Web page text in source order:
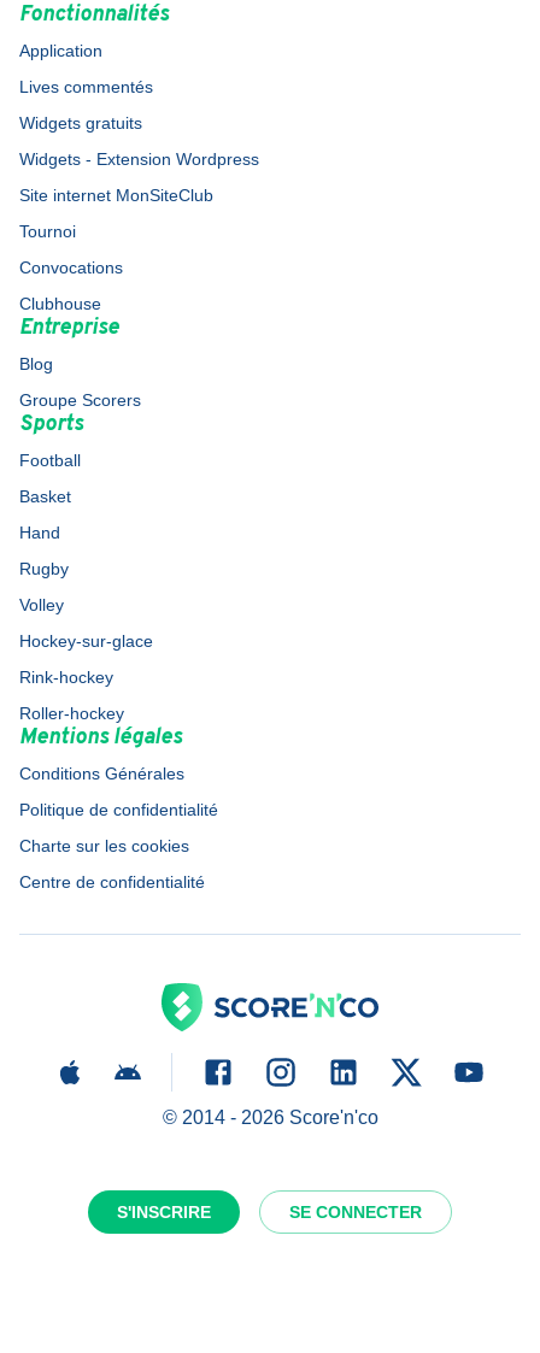
S'INSCRIRE SE CONNECTER
Fonctionnalités
Application
Lives commentés
Widgets gratuits
Widgets - Extension Wordpress
Site internet MonSiteClub
Tournoi
Convocations
Clubhouse
Entreprise
Blog
Groupe Scorers
Sports
Football
Basket
Hand
Rugby
Volley
Hockey-sur-glace
Rink-hockey
Roller-hockey
Mentions légales
Conditions Générales
Politique de confidentialité
Charte sur les cookies
Centre de confidentialité
© 2014 - 2026Score'n'co